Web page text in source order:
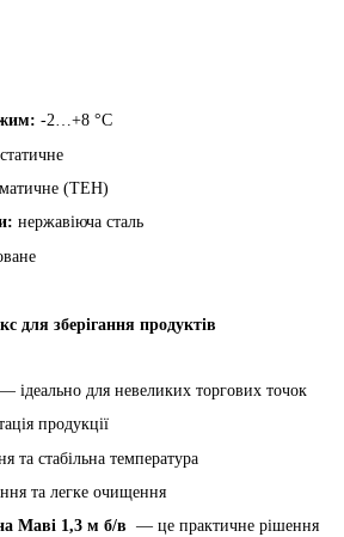
-2…+8 °C
статичне
(ТЕН)
нержавіюча сталь
для зберігання продуктів
ідеально для невеликих торгових точок
продукції
та стабільна температура
та легке очищення
Маві 1,3 м б/в — це практичне рішення